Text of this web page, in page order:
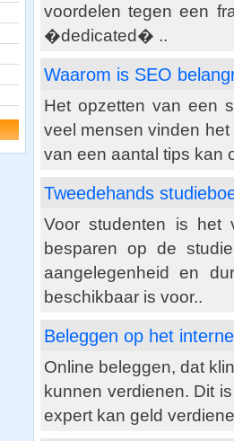
voordelen tegen een
�dedicated� ..
Waarom is SEO
Het opzetten van een
veel mensen vinden
van een aantal tips kan
Tweedehands
Voor studenten is het
besparen op de
aangelegenheid en
beschikbaar is voor..
Beleggen op het
Online beleggen, dat
kunnen verdienen. Dit
expert kan geld